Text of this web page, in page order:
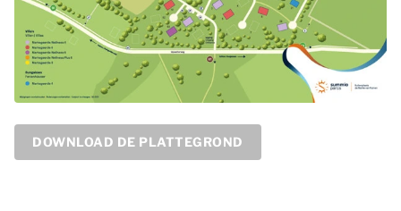
DOWNLOAD DE PLATTEGROND